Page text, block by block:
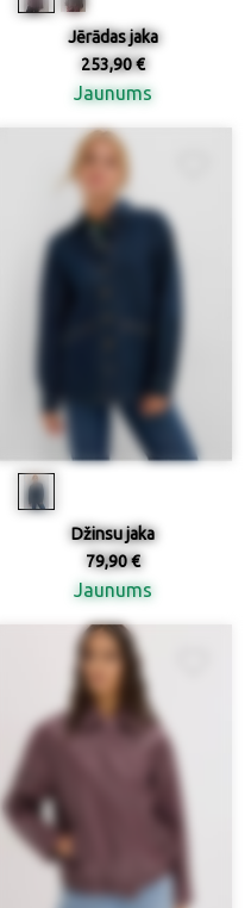
Jērādas jaka
253,90 €
Jaunums
Džinsu jaka
79,90 €
Jaunums